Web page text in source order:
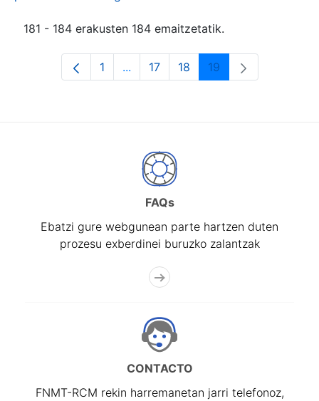
181 - 184 erakusten 184 emaitzetatik.
Orrialdea
1 ...Intermediate Pages Use TAB to
Orrialdea
17 Orrialdea
18 Orrialdea
19
FAQs
Ebatzi gure webgunean parte hartzen duten
prozesu exberdinei buruzko zalantzak
CONTACTO
FNMT-RCM rekin harremanetan jarri telefonoz,